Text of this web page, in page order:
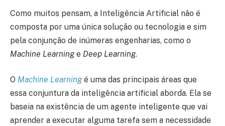
Como muitos pensam, a Inteligência Artificial não é
composta por uma única solução ou tecnologia e sim
pela conjunção de inúmeras engenharias, como o
Machine Learninge Deep Learning.
O Machine Learning é uma das principais áreas que
essa conjuntura da inteligência artificial aborda. Ela se
baseia na existência de um agente inteligente que vai
aprender a executar alguma tarefa sem a necessidade